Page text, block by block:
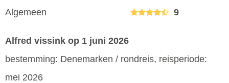
Algemeen 9
Alfred vissink op 1 juni 2026
bestemming: Denemarken / rondreis, reisperiode:
mei 2026